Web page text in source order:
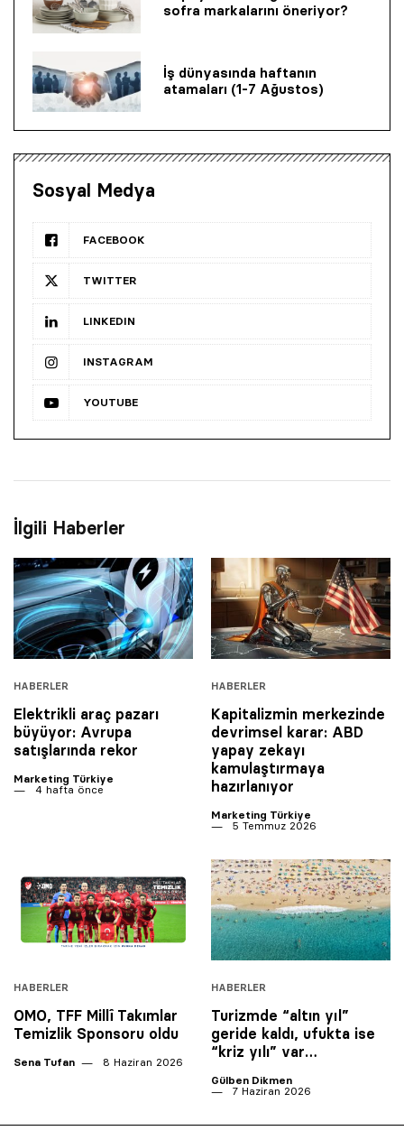
sofra markalarını öneriyor?
İş dünyasında haftanın
atamaları (1-7 Ağustos)
Sosyal Medya
FACEBOOK
TWITTER
LINKEDIN
INSTAGRAM
YOUTUBE
İlgili Haberler
HABERLER
Elektrikli araç pazarı
büyüyor: Avrupa
satışlarında rekor
Marketing Türkiye
4 hafta önce
HABERLER
Kapitalizmin merkezinde
devrimsel karar: ABD
yapay zekayı
kamulaştırmaya
hazırlanıyor
Marketing Türkiye
5 Temmuz 2026
HABERLER
OMO, TFF Millî Takımlar
Temizlik Sponsoru oldu
Sena Tufan 8 Haziran 2026
HABERLER
Turizmde “altın yıl”
geride kaldı, ufukta ise
“kriz yılı” var…
Gülben Dikmen
7 Haziran 2026